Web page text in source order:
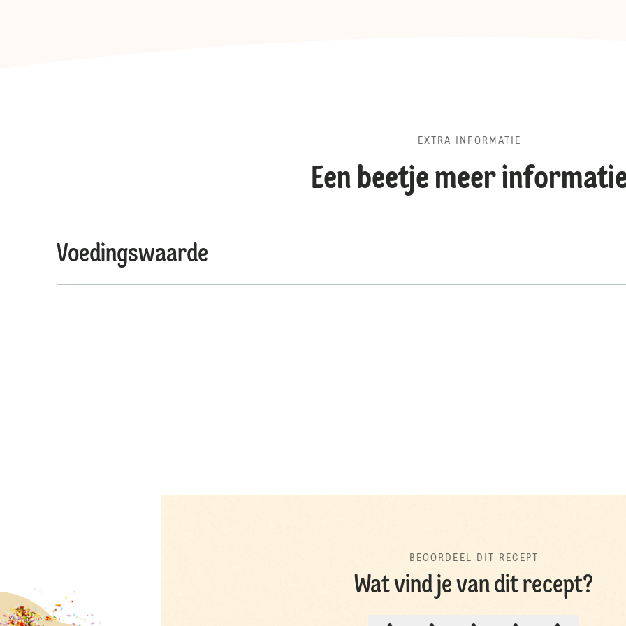
EXTRA INFORMATIE
Een beetje meer
Voedingswaarde
BEOORDEEL DIT RECEPT
Wat vind je van dit recept?
BEOORDEEL DIT RECEPT